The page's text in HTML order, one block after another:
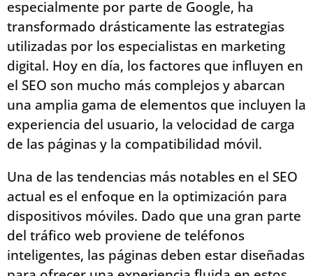
especialmente por parte de Google, ha
transformado drásticamente las estrategias
utilizadas por los especialistas en marketing
digital. Hoy en día, los factores que influyen en
el SEO son mucho más complejos y abarcan
una amplia gama de elementos que incluyen la
experiencia del usuario, la velocidad de carga
de las páginas y la compatibilidad móvil.
Una de las tendencias más notables en el SEO
actual es el enfoque en la optimización para
dispositivos móviles. Dado que una gran parte
del tráfico web proviene de teléfonos
inteligentes, las páginas deben estar diseñadas